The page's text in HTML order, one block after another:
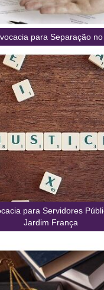
para Separação
para Servidores
Jardim França